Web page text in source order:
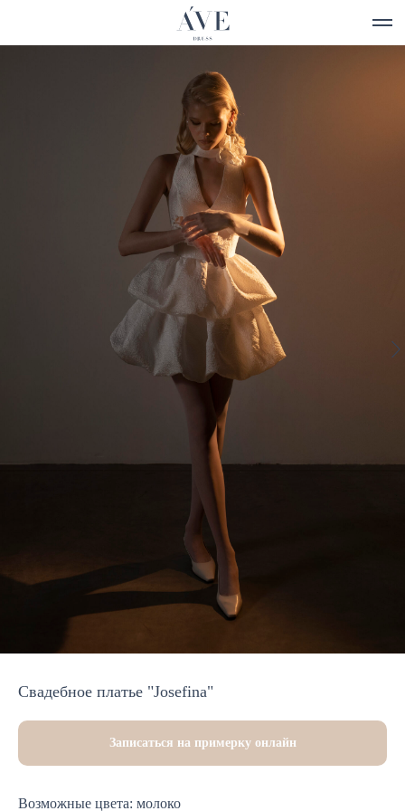
Свадебное платье "Josefina"
Записаться на примерку онлайн
Возможные цвета: молоко